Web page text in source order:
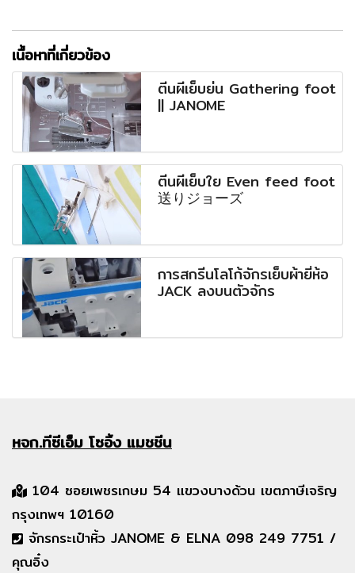
เนื้อหาที่เกี่ยวข้อง
ตีนผีเย็บย่น Gathering foot
|| JANOME
ตีนผีเย็บใย Even feed foot
送りジョーズ
การสกรีนโลโก้จักรเย็บผ้ายี่ห้อ
JACK ลงบนตัวจักร
หจก.ทีซีเอ็ม โซอิ้ง แมชชีน
104 ซอยเพชรเกษม 54 แขวงบางด้วน เขตภาษีเจริญ
กรุงเทพฯ 10160
จักรกระเป๋าหิ้ว JANOME & ELNA 098 249 7751 /
คุณอิ๋ง